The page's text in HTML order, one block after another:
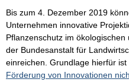
Bis zum 4. Dezember 2019
Unternehmen innovative
Pflanzenschutz im
der Bundesanstalt für
einreichen. Grundlage hierfür ist
Förderung von Innovationen